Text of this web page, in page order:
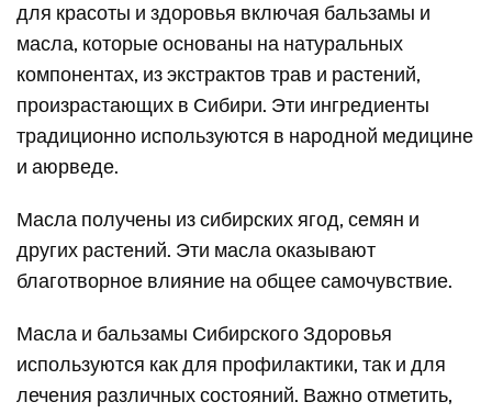
для красоты и здоровья включая бальзамы и
масла, которые основаны на натуральных
компонентах, из экстрактов трав и растений,
произрастающих в Сибири. Эти ингредиенты
традиционно используются в народной медицине
и аюрведе.
Масла получены из сибирских ягод, семян и
других растений. Эти масла оказывают
благотворное влияние на общее самочувствие.
Масла и бальзамы Сибирского Здоровья
используются как для профилактики, так и для
лечения различных состояний. Важно отметить,